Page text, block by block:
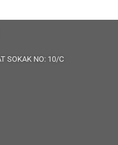
SOKAK NO: 10/C